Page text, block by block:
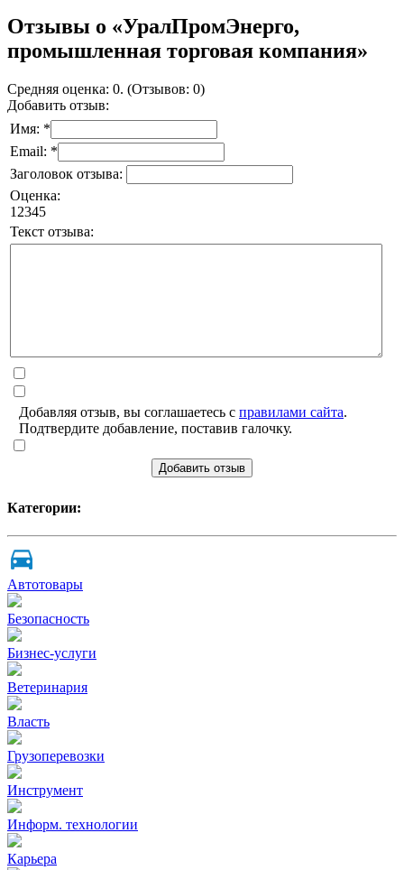
Отзывы о «УралПромЭнерго,
промышленная торговая компания»
Средняя оценка: 0. (Отзывов: 0)
Добавить отзыв:
Имя: *
Email: *
Заголовок отзыва:
Оценка:
1 2345
Текст отзыва:
Добавляя отзыв, вы соглашаетесь с правилами сайта.
Подтвердите добавление, поставив галочку.
Добавить отзыв
Категории:
Автотовары
Безопасность
Бизнес-услуги
Ветеринария
Власть
Грузоперевозки
Инструмент
Информ. технологии
Карьера